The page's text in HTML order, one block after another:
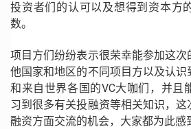
投资者们的认可以及想得到资本方
数。
项目方们纷纷表示很荣幸能参加这
他国家和地区的不同项目方以及认识
和来自世界各国的VC大咖们，并且
习到很多有关投融资等相关知识，
融资方面交流的机会，大家都为此感